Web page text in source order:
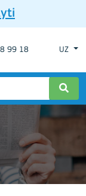
99 18 UZ